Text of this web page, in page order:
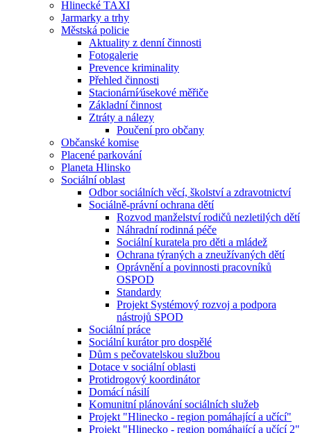
Hlinecké TAXI
Jarmarky a trhy
Městská policie
Aktuality z denní činnosti
Fotogalerie
Prevence kriminality
Přehled činnosti
Stacionární⁄úsekové měřiče
Základní činnost
Ztráty a nálezy
Poučení pro občany
Občanské komise
Placené parkování
Planeta Hlinsko
Sociální oblast
Odbor sociálních věcí, školství a zdravotnictví
Sociálně-právní ochrana dětí
Rozvod manželství rodičů nezletilých dětí
Náhradní rodinná péče
Sociální kuratela pro děti a mládež
Ochrana týraných a zneužívaných dětí
Oprávnění a povinnosti pracovníků
OSPOD
Standardy
Projekt Systémový rozvoj a podpora
nástrojů SPOD
Sociální práce
Sociální kurátor pro dospělé
Dům s pečovatelskou službou
Dotace v sociální oblasti
Protidrogový koordinátor
Domácí násilí
Komunitní plánování sociálních služeb
Projekt "Hlinecko - region pomáhající a učící"
Projekt "Hlinecko - region pomáhající a učící 2"